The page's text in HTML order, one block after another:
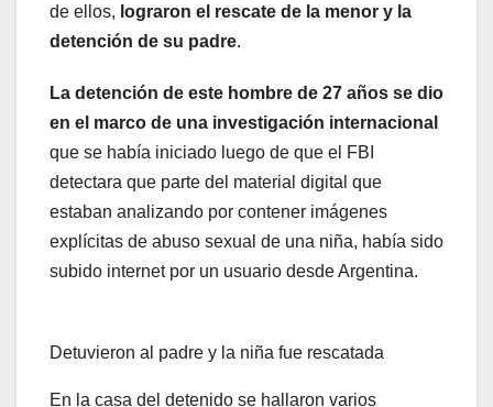
de ellos, lograron el rescate de la menor y la
detención de su padre.
La detención de este hombre de 27 años se dio
en el marco de una investigación internacional
que se había iniciado luego de que el FBI
detectara que parte del material digital que
estaban analizando por contener imágenes
explícitas de abuso sexual de una niña, había sido
subido internet por un usuario desde Argentina.
Detuvieron al padre y la niña fue rescatada
En la casa del detenido se hallaron varios